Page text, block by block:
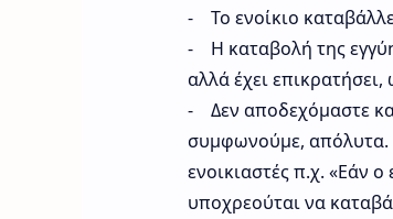
- Το ενοίκιο
- Η καταβολή της
αλλά έχει
- Δεν αποδεχόμαστε
συμφωνούμε, απόλυτα.
ενοικιαστές π.χ. «Εάν
υποχρεούται να